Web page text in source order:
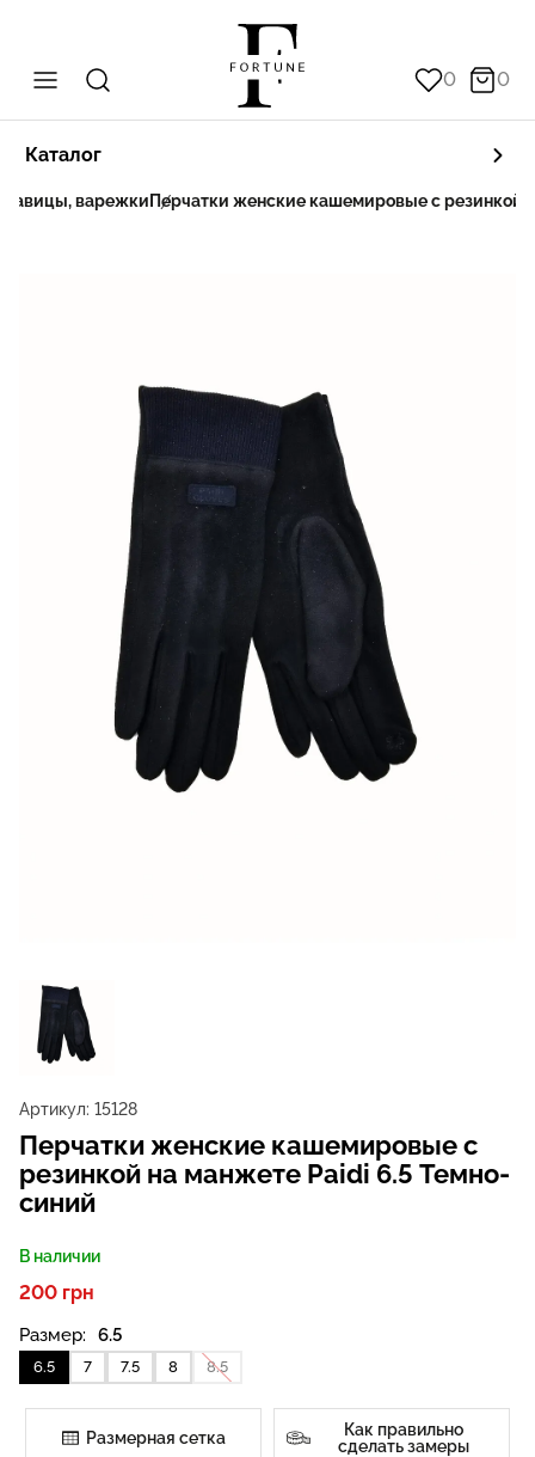
0 0
Каталог
варежки Перчатки женские кашемировые с резинкой
Артикул: 15128
Перчатки женские кашемировые с
резинкой на манжете Paidi 6.5 Темно-
синий
В наличии
200 грн
Размер: 6.5
6.5 7 7.5 8 8.5
Размерная сетка
Как правильно
сделать замеры